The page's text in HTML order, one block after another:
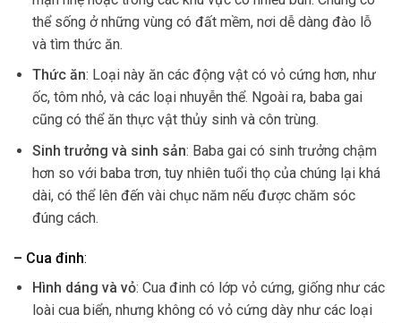
thể sống ở những vùng có đất mềm, nơi dễ dàng đào lỗ
và tìm thức ăn.
Thức ăn: Loại này ăn các động vật có vỏ cứng hơn, như
ốc, tôm nhỏ, và các loại nhuyễn thể. Ngoài ra, baba gai
cũng có thể ăn thực vật thủy sinh và côn trùng.
Sinh trưởng và sinh sản: Baba gai có sinh trưởng chậm
hơn so với baba trơn, tuy nhiên tuổi thọ của chúng lại khá
dài, có thể lên đến vài chục năm nếu được chăm sóc
đúng cách.
– Cua đinh:
Hình dáng và vỏ: Cua đinh có lớp vỏ cứng, giống như các
loài cua biển, nhưng không có vỏ cứng dày như các loại